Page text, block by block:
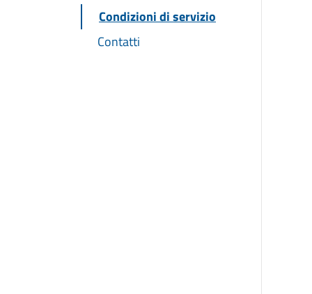
Condizioni di servizio
Contatti